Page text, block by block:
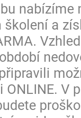
nabízíme
školení a
V